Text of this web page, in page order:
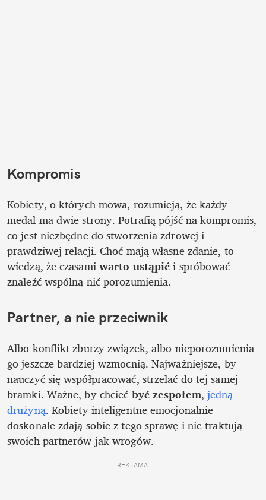
Kompromis
Kobiety, o których mowa, rozumieją, że każdy
medal ma dwie strony. Potrafią pójść na kompromis,
co jest niezbędne do stworzenia zdrowej i
prawdziwej relacji. Choć mają własne zdanie, to
wiedzą, że czasami warto ustąpić i spróbować
znaleźć wspólną nić porozumienia.
Partner, a nie przeciwnik
Albo konflikt zburzy związek, albo nieporozumienia
go jeszcze bardziej wzmocnią. Najważniejsze, by
nauczyć się współpracować, strzelać do tej samej
bramki. Ważne, by chcieć być zespołem, jedną
drużyną. Kobiety inteligentne emocjonalnie
doskonale zdają sobie z tego sprawę i nie traktują
swoich partnerów jak wrogów.
REKLAMA